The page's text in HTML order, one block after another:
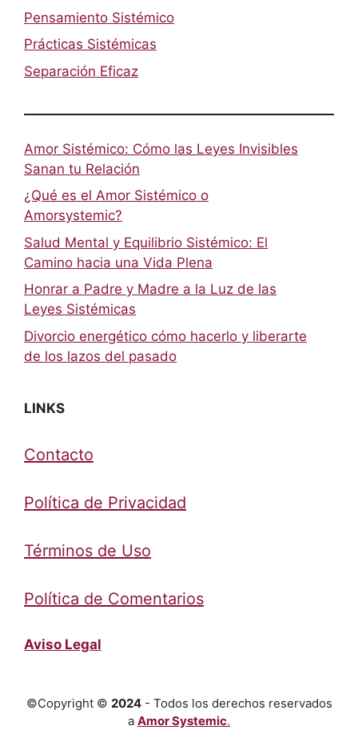
Pensamiento Sistémico
Prácticas Sistémicas
Separación Eficaz
Amor Sistémico: Cómo las Leyes Invisibles
Sanan tu Relación
¿Qué es el Amor Sistémico o
Amorsystemic?
Salud Mental y Equilibrio Sistémico: El
Camino hacia una Vida Plena
Honrar a Padre y Madre a la Luz de las
Leyes Sistémicas
Divorcio energético cómo hacerlo y liberarte
de los lazos del pasado
LINKS
Contacto
Política de Privacidad
Términos de Uso
Política de Comentarios
Aviso Legal
©Copyright © 2024- Todos los derechos reservados
a Amor Systemic.